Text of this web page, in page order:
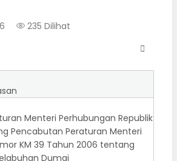
235 Dilihat
Menteri Perhubungan Republik
Pencabutan Peraturan Menteri
KM 39 Tahun 2006 tentang
Dumai